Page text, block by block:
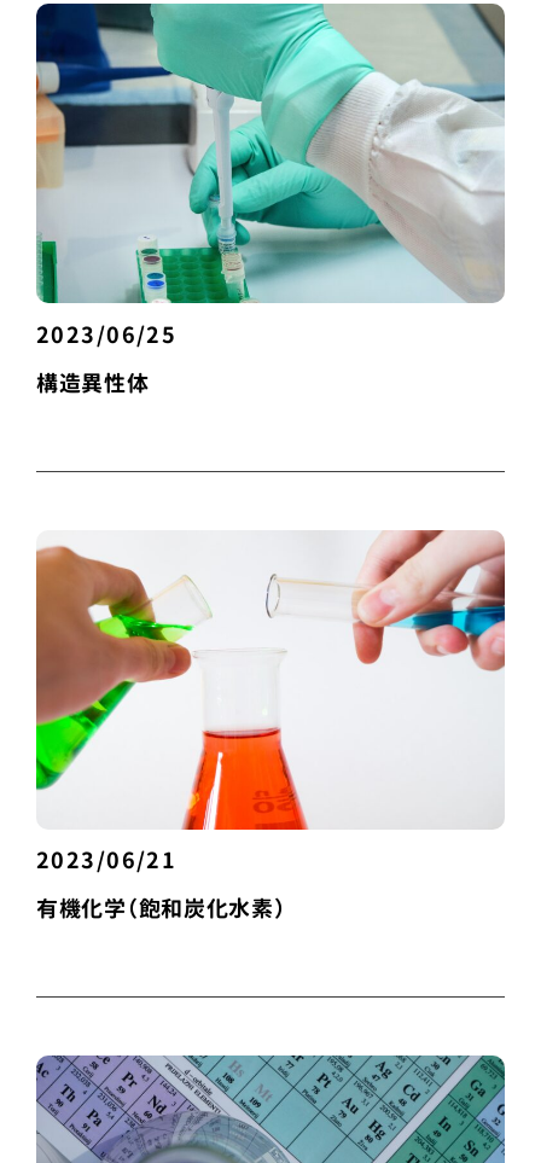
2023/06/25
構造異性体
2023/06/21
有機化学（飽和炭化水素）